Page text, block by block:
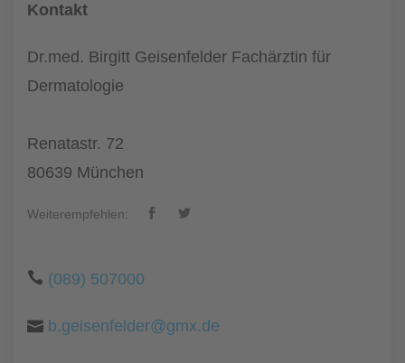
Kontakt
Dr.med. Birgitt Geisenfelder Fachärztin für
Dermatologie
Renatastr. 72
80639 München
Weiterempfehlen:
(089) 507000
b.geisenfelder@gmx.de